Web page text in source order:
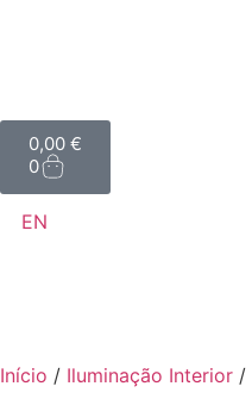
0,00 €
0
EN
Início / Iluminação Interior /